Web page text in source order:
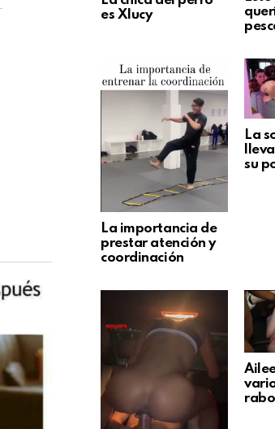
es Xlucy
La importancia de
prestar atención y
coordinación
La
su